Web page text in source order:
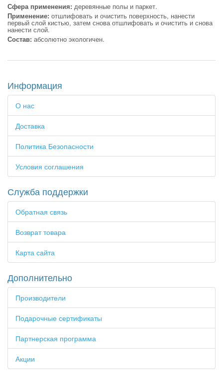
Сфера применения: деревянные полы и паркет.
Применение: отшлифовать и очистить поверхность, нанести
первый слой кистью, затем снова отшлифовать и очистить и снова
нанести слой.
Состав: абсолютно экологичен.
Информация
О нас
Доставка
Политика Безопасности
Условия соглашения
Служба поддержки
Обратная связь
Возврат товара
Карта сайта
Дополнительно
Производители
Подарочные сертификаты
Партнерская программа
Акции